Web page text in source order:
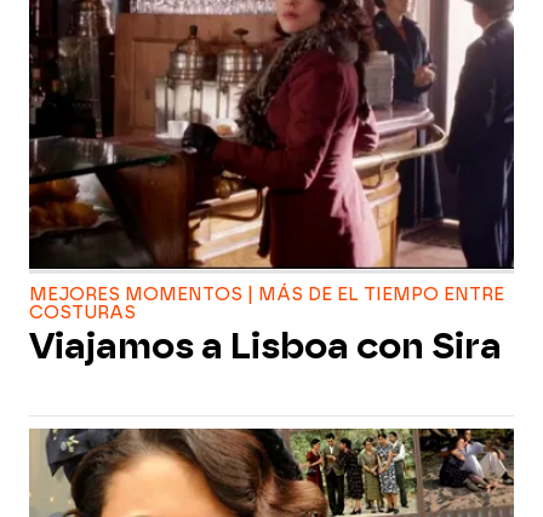
MEJORES MOMENTOS | MÁS DE EL TIEMPO ENTRE
COSTURAS
Viajamos a Lisboa con Sira